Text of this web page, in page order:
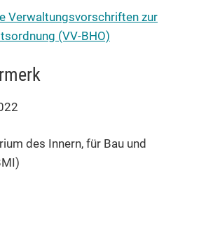
Verwaltungsvorschriften zur
(VV-BHO)
des Innern, für Bau und